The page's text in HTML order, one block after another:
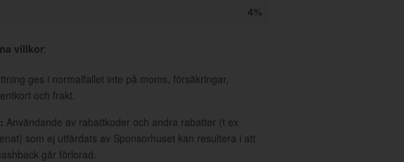
4%
villkor:
ges i normalfallet inte på moms, försäkringar,
och frakt.
Användande av rabattkoder och andra rabatter (t ex
som ej utfärdats av Sponsorhuset kan resultera i att
går förlorad.